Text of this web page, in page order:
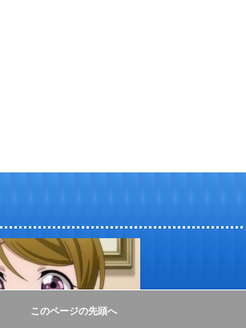
このページの先頭へ